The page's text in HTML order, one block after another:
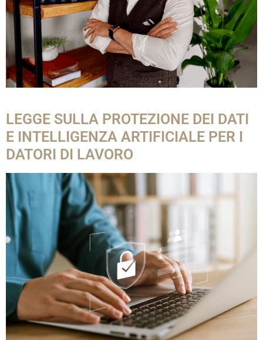
LEGGE SULLA PROTEZIONE DEI DATI
E INTELLIGENZA ARTIFICIALE PER I
DATORI DI LAVORO